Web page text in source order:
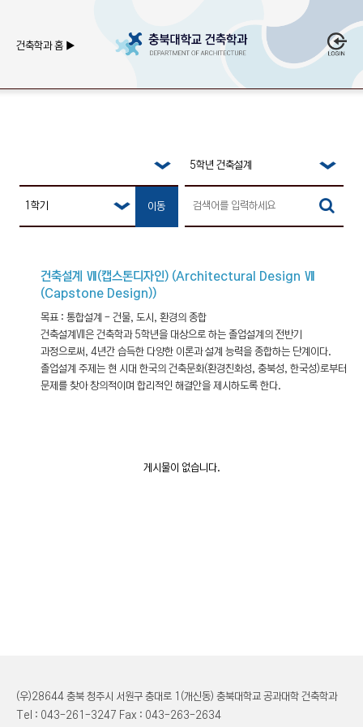
건축학과 홈 ▶
이동
건축설계 Ⅶ(캡스톤디자인) (Architectural Design Ⅶ
(Capstone Design))
목표 : 통합설계 - 건물, 도시, 환경의 종합
건축설계Ⅶ은 건축학과 5학년을 대상으로 하는 졸업설계의 전반기
과정으로써, 4년간 습득한 다양한 이론과 설계 능력을 종합하는 단계이다.
졸업설계 주제는 현 시대 한국의 건축문화(환경친화성, 충북성, 한국성)로부터
문제를 찾아 창의적이며 합리적인 해결안을 제시하도록 한다.
게시물이 없습니다.
(우)28644 충북 청주시 서원구 충대로 1(개신동) 충북대학교 공과대학 건축학과
Tel : 043-261-3247 Fax : 043-263-2634